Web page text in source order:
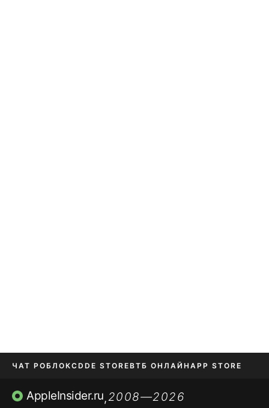
ЧАТ РОБЛОКСDDE STOREВТБ ОНЛАЙН APP STORE
OZON БАНК KAKAOTALK И BIP
AppleInsider.ru,2008—2026